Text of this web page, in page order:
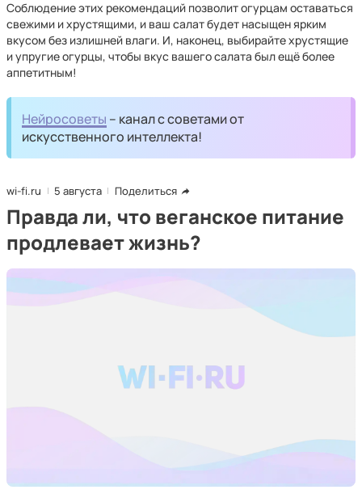
Соблюдение этих рекомендаций позволит огурцам оставаться
свежими и хрустящими, и ваш салат будет насыщен ярким
вкусом без излишней влаги. И, наконец, выбирайте хрустящие
и упругие огурцы, чтобы вкус вашего салата был ещё более
аппетитным!
Нейросоветы – канал с советами от
искусственного интеллекта!
wi-fi.ru 5 августа Поделиться
Правда ли, что веганское питание
продлевает жизнь?